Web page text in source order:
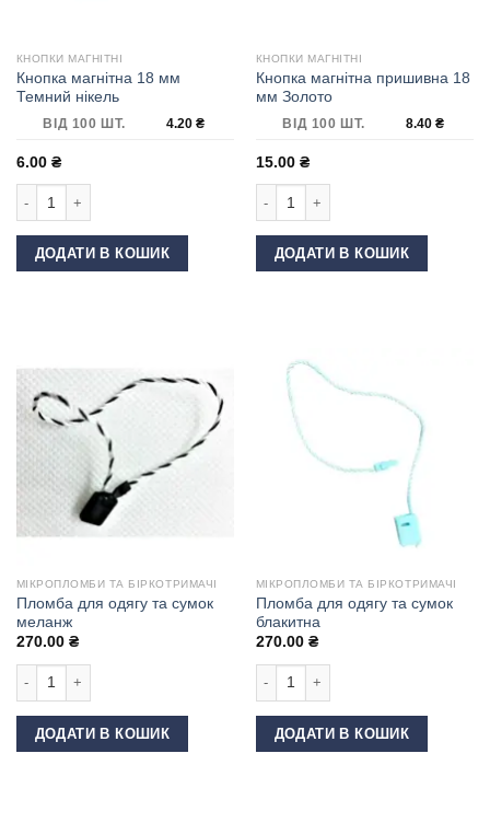
КНОПКИ МАГНІТНІ
Кнопка магнітна 18 мм
Темний нікель
ВІД 100 ШТ. 4.20 ₴
6.00 ₴
ДОДАТИ В КОШИК
КНОПКИ МАГНІТНІ
Кнопка магнітна пришивна 18
мм Золото
ВІД 100 ШТ. 8.40 ₴
15.00 ₴
ДОДАТИ В КОШИК
МІКРОПЛОМБИ ТА БІРКОТРИМАЧІ
Пломба для одягу та сумок
меланж
270.00 ₴
ДОДАТИ В КОШИК
МІКРОПЛОМБИ ТА БІРКОТРИМАЧІ
Пломба для одягу та сумок
блакитна
270.00 ₴
ДОДАТИ В КОШИК